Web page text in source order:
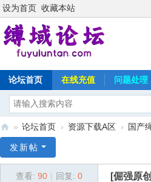
设为首页 收藏本站
论坛首页 在线充值 问题处理
域
» 论坛首页 › 资源下载A区 › 国产
发新帖
查看: 90 回复: 0 [倔强原